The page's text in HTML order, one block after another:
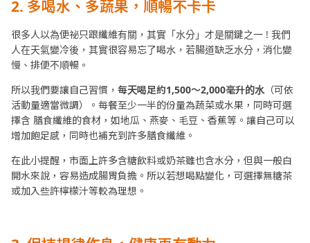
2. 多喝水、多蔬果，順暢不卡卡
很多人以為便祕只跟纖維有關，其實「水分」才是關鍵之一 ! 我們
人在天氣變冷後，其實很容易忘了喝水，若腸道缺乏水分，消化變
慢、排便不順暢。
所以我們要讓自己習慣， 每天喝足約1,500～2,000毫升的水（可依
活動量適當微調）。每餐至少一半的份量為蔬菜或水果，同時可選
擇含 膳食纖維的食材，如地瓜、燕麥、毛豆、香蕉等。讓自己可以
增加飽足感，同時也補充到許多膳食纖維。
在此小提醒，市面上許多含糖飲料或奶茶雖也含水分，但與一般白
開水來說，容易造成腸胃負擔。所以若想喝點變化，可選擇無糖茶
或加入些許檸檬汁等較為理想。